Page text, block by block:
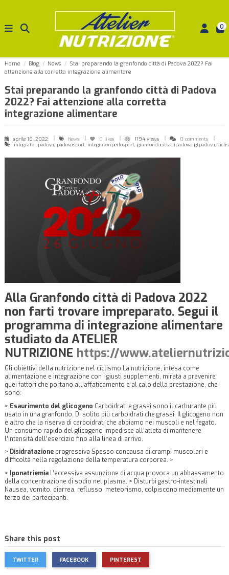
0
Home Blog News
Stai preparando la granfondo città di Padova 2022? Fai
attenzione alla corretta integrazione alimentare
Stai preparando la granfondo città di Padova
2022? Fai attenzione alla corretta
integrazione alimentare
aprile 16, 2022 News 0 likes 1194 views
0 comments
integratoripadova, padovasport, integratoriperlosport, granfondocittadipadova, gfpadova,
Alla Granfondo città di Padova 2022
non farti trovare impreparato. Segui il
programma di integrazione alimentare
studiato da ATELIER
NUTRIZIONE https://
Gli obiettivi della nutrizione nel ciclismo La nutrizione, intesa come
alimentazione e integrazione con i giusti supplementi, mirata a prevenire
quei fattori che portano all’affaticamento e al calo della prestazione, che
sono:
> Esaurimento del glicogeno Carboidrati e grassi sono il carburante più
usato in una granfondo. Di solito più carboidrati che grassi. Il glicogeno non
è altro che la riserva di carboidrati che abbiamo nei muscoli e nel fegato.
Un consumo rapido del glicogeno impedisce all’atleta di mantenere
l’intensità dell’esercizio fino alla linea di arrivo.
> Disidratazione progressiva Spesso concausa di crampi muscolari e
difficoltà nella regolazione della temperatura corporea. >
> Iponatriemia L’eccessiva assunzione di acqua provoca un abbassamento
della concentrazione di sodio nel plasma. > Disturbi gastro-intestinali
Nausea, vomito, diarrea, reflusso, meteorismo, colpiscono mediamente un
terzo dei partecipanti.
Share this post
TWITTER FACEBOOK PINTEREST